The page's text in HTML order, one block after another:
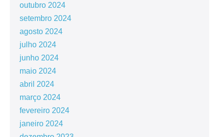
outubro 2024
setembro 2024
agosto 2024
julho 2024
junho 2024
maio 2024
abril 2024
março 2024
fevereiro 2024
janeiro 2024